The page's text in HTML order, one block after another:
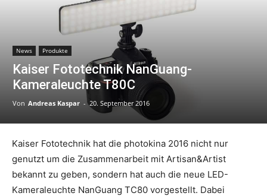
News Produkte
Kaiser Fototechnik NanGuang-
Kameraleuchte T80C
Von Andreas Kaspar - 20. September 2016
Kaiser Fototechnik hat die photokina 2016 nicht nur
genutzt um die Zusammenarbeit mit Artisan&Artist
bekannt zu geben, sondern hat auch die neue LED-
Kameraleuchte NanGuang TC80 vorgestellt. Dabei